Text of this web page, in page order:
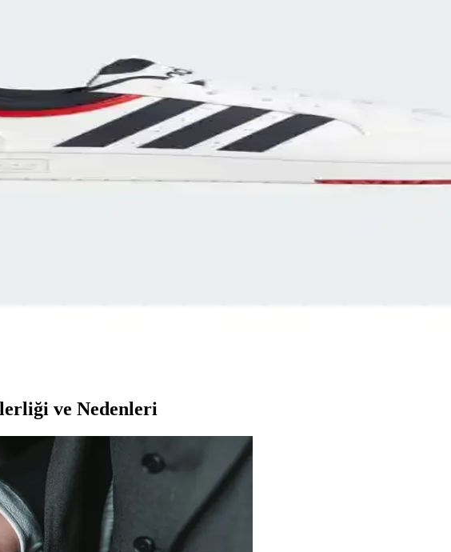
Stil ve Konforun Mükemmel Buluşması
konforuyla spor ve günlük yaşamda tercih edilen ikonik ayakkabılardır.
Karşılaştırması 2024 Sonbahar Kış Koleksiyonu
karşılaştırmasıyla tarzınıza ve ihtiyaçlarınıza en uygun ayakkabıyı seçin.
ve Nedenleri